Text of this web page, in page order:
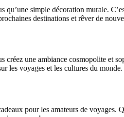
simple décoration murale.
destinations et rêver de
une ambiance cosmopolite et
les voyages et les cultures du monde.
pour les amateurs de